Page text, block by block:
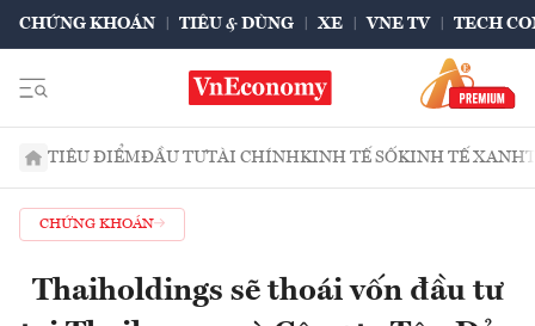
CHỨNG KHOÁN TIÊU & DÙNG XE VNE TV TECH
TIÊU ĐIỂMĐẦU TƯTÀI CHÍNHKINH TẾ SỐKINH TẾ XANH
CHỨNG KHOÁN
Thaiholdings sẽ thoái vốn đầu tư